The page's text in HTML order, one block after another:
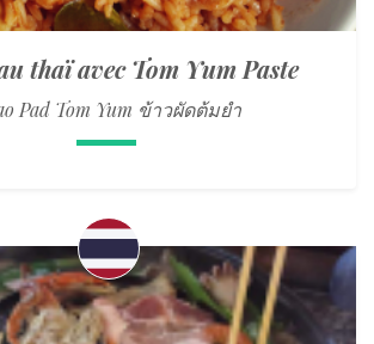
thaï avec Tom Yum Paste
Pad Tom Yum ข้าวผัดต้มยำ